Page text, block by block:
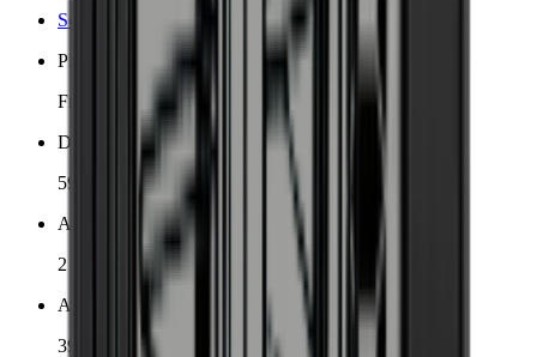
Se spesifikasjoner
Plassering
Frittstående, Innebygd
Dimensjoner (BxHxD cm)
59.5 x 82 x 56.4 cm
Antall kjølesoner
2 soner
Antall flasker (Bordeaux)
39